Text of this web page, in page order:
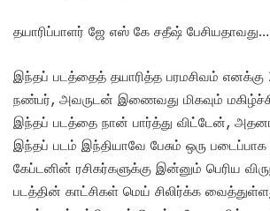
தயாரிப்பாளர் ஜே எஸ் கே சதீஷ்
இந்தப் படத்தைத் தயாரித்த பரமசிவம்
நண்பர், அவருடன் இணைவது மிகவும்
இந்தப் படத்தை நான் பார்த்து விட்டேன்,
இந்தப் படம் இந்தியாவே பேசும் ஒரு படைப்பாக
கேப்டனின் ரசிகர்களுக்கு இன்னும் பெரிய
படத்தின் காட்சிகள் மெய் சிலிர்க்க